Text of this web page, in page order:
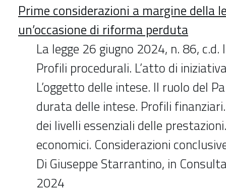
Prime considerazioni a margine della
un’occasione di riforma perduta
La legge 26 giugno 2024, n. 86, c.d.
Profili procedurali. L’atto di
L’oggetto delle intese. Il ruolo del
durata delle intese. Profili finanziari.
dei livelli essenziali delle
economici. Considerazioni
Di Giuseppe Starrantino, in
2024